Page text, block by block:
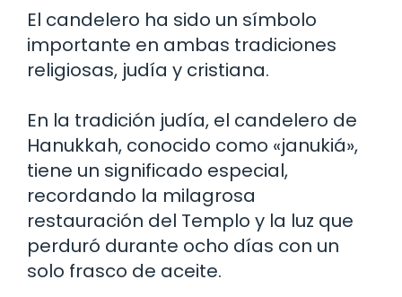
El candelero ha sido un símbolo
importante en ambas tradiciones
religiosas, judía y cristiana.
En la tradición judía, el candelero de
Hanukkah, conocido como «janukiá»,
tiene un significado especial,
recordando la milagrosa
restauración del Templo y la luz que
perduró durante ocho días con un
solo frasco de aceite.